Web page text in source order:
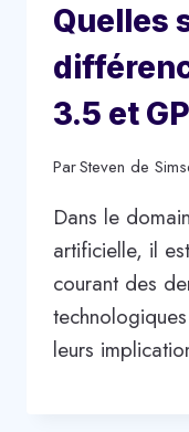
Quelles
3.5 et
ParSteven de
Dans le
artificielle, il
courant des
leurs